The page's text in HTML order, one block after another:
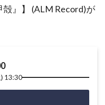
』】 (ALM Record)が
13:30